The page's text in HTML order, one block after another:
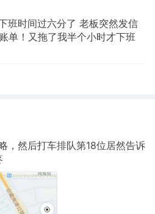
班时间过六分了 老板突然发信
单！又拖了我半个小时才下班
，然后打车排队第18位居然告诉